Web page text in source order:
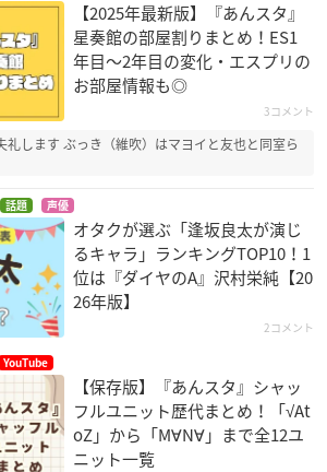
【2025年最新版】『あんスタ』
星奏館の部屋割りまとめ！ES1
年目〜2年目の変化・エスプリの
お部屋情報も◎
3コメント
礼します ぶっき（維吹）はマヨイと友也と同室ら
話題 声優
オタクが選ぶ「逢坂良太が演じ
るキャラ」ランキングTOP10！1
位は『ダイヤのA』沢村栄純【20
26年版】
2コメント
YouTube
【保存版】『あんスタ』シャッ
フルユニット歴代まとめ！「√At
oZ」から「M∀N∀」まで全12ユ
ニット一覧